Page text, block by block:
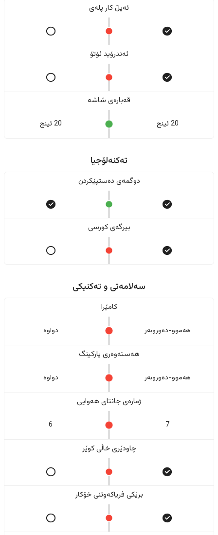
ئەپڵ کار پلەی
ئەندرۆید ئۆتۆ
قەبارەی شاشە
20 ئینج 20 ئینج
تەکنەلۆجیا
دوگمەی دەستپێکردن
بیرگەی کورسی
سەلامەتی و تەکنیکی
کامێرا
هەموو-دەوروبەر دواوە
هەستەوەری پارکینگ
هەموو-دەوروبەر دواوە
ژمارەی جانتای هەوایی
7
6
چاودێری خاڵی کوێر
برێکی فریاکەوتنی خۆکار